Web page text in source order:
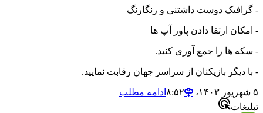
دوست داشتنی و رنگارنگ
ارتقا دادن پاور آپ ها
را جمع آوری کنید.
بازیکنان از سراسر جهان رقابت نمایید.
ادامه مطلب